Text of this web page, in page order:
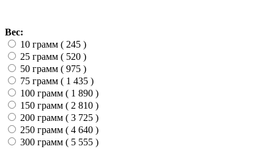
Вес:
10 грамм ( 245 )
25 грамм ( 520 )
50 грамм ( 975 )
75 грамм ( 1 435 )
100 грамм ( 1 890 )
150 грамм ( 2 810 )
200 грамм ( 3 725 )
250 грамм ( 4 640 )
300 грамм ( 5 555 )